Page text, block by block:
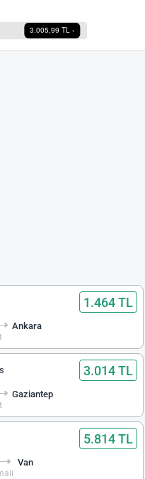
1.464 TL
Ankara
3.014 TL
Gaziantep
5.814 TL
Van